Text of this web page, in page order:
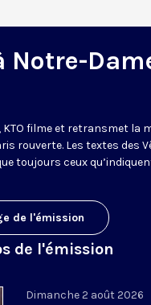
Notre-
KTO filme et retransmet la
rouverte. Les textes des
toujours ceux
de l'émission
de l'émission
Dimanche 2 août 2026